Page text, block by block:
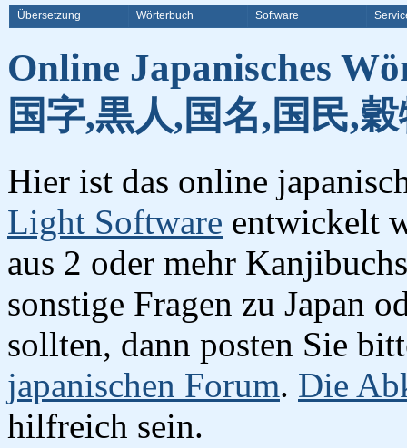
Übersetzung Wörterbuch Software
Online Japanisches
国字,黒人,国名,国民,
Hier ist das online
Light Software entwickelt
aus 2 oder mehr
sonstige Fragen zu Japan
sollten, dann posten Sie
japanischen Forum. Die
hilfreich sein.